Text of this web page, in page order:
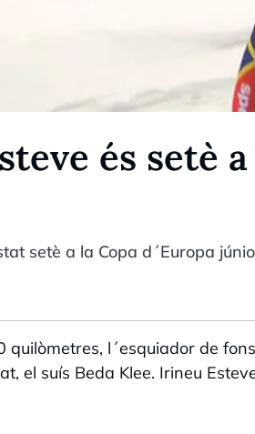
és setè
setè a la Copa d´Europa
quilòmetres, l´esquiador de
el suís Beda Klee. Irineu